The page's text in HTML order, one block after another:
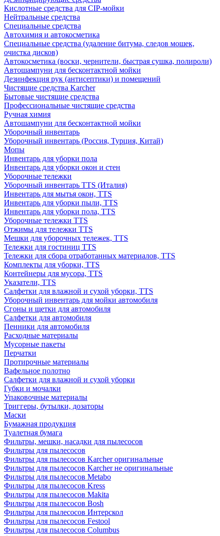
Кислотные средства для CIP-мойки
Нейтральные средства
Специальные средства
Автохимия и автокосметика
Специальные средства (удаление битума, следов мошек,
очистка дисков)
Автокосметика (воски, чернители, быстрая сушка, полироли)
Автошампуни для бесконтактной мойки
Дезинфекция рук (антисептики) и помещений
Чистящие средства Karcher
Бытовые чистящие средства
Профессиональные чистящие средства
Ручная химия
Автошампуни для бесконтактной мойки
Уборочный инвентарь
Уборочный инвентарь (Россия, Турция, Китай)
Мопы
Инвентарь для уборки пола
Инвентарь для уборки окон и стен
Уборочные тележки
Уборочный инвентарь TTS (Италия)
Инвентарь для мытья окон, TTS
Инвентарь для уборки пыли, TTS
Инвентарь для уборки пола, TTS
Уборочные тележки TTS
Отжимы для тележки TTS
Мешки для уборочных тележек, TTS
Тележки для гостиниц TTS
Тележки для сбора отработанных материалов, TTS
Комплекты для уборки, TTS
Контейнеры для мусора, TTS
Указатели, TTS
Салфетки для влажной и сухой уборки, TTS
Уборочный инвентарь для мойки автомобиля
Сгоны и щетки для автомобиля
Салфетки для автомобиля
Пенники для автомобиля
Расходные материалы
Мусорные пакеты
Перчатки
Протирочные материалы
Вафельное полотно
Салфетки для влажной и сухой уборки
Губки и мочалки
Упаковочные материалы
Триггеры, бутылки, дозаторы
Маски
Бумажная продукция
Туалетная бумага
Фильтры, мешки, насадки для пылесосов
Фильтры для пылесосов
Фильтры для пылесосов Karcher оригинальные
Фильтры для пылесосов Karcher не оригинальные
Фильтры для пылесосов Metabo
Фильтры для пылесосов Kress
Фильтры для пылесосов Makita
Фильтры для пылесосов Bosh
Фильтры для пылесосов Интерскол
Фильтры для пылесосов Festool
Фильтры для пылесосов Columbus